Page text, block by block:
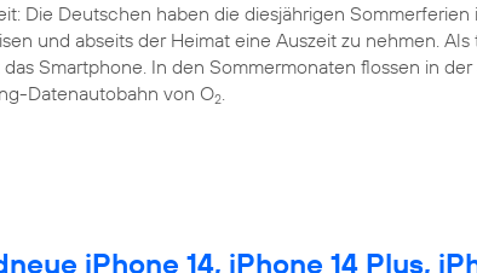
Die Deutschen haben die diesjährigen Sommerferien
und abseits der Heimat eine Auszeit zu nehmen. Als
Smartphone. In den Sommermonaten flossen in
Datenautobahn von O2.
iPhone 14, iPhone 14 Plus,